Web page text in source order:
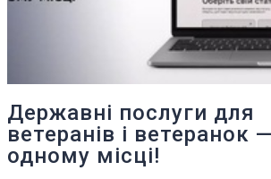
Державні послуги для
ветеранів і ветеранок
одному місці!